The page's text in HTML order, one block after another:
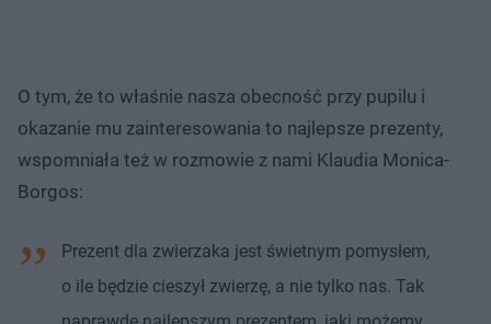
O tym, że to właśnie nasza obecność przy pupilu i
okazanie mu zainteresowania to najlepsze prezenty,
wspomniała też w rozmowie z nami Klaudia Monica-
Borgos:
Prezent dla zwierzaka jest świetnym pomysłem,
o ile będzie cieszył zwierzę, a nie tylko nas. Tak